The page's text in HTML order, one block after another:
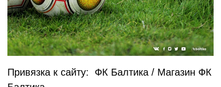
Привязка к сайту: ФК Балтика / Магазин ФК